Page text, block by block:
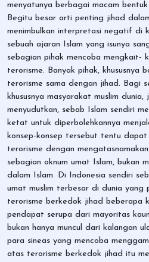
menyatunya berbagai macam
Begitu besar arti penting jihad
menimbulkan interpretasi negatif di
sebuah ajaran Islam yang isunya
sebagian pihak mencoba mengkait-
terorisme. Banyak pihak, khususnya
terorisme sama dengan jihad. Bagi
khususnya masyarakat muslim
menyudutkan, sebab Islam sendiri
ketat untuk diperbolehkannya
konsep-konsep tersebut tentu
terorisme dengan
sebagian oknum umat Islam, bukan
dalam Islam. Di Indonesia sendiri
umat muslim terbesar di dunia yang
terorisme berkedok jihad beberapa
pendapat serupa dari mayoritas
bukan hanya muncul dari kalangan
para sineas yang mencoba
atas terorisme berkedok jihad itu